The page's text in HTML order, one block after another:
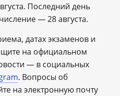
Последний день
— 28 августа.
датах экзаменов и
на официальном
— в социальных
. Вопросы об
на электронную почту